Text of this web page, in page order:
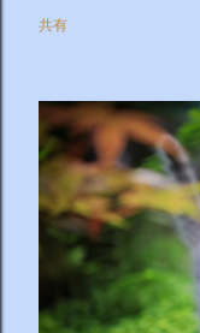
共有